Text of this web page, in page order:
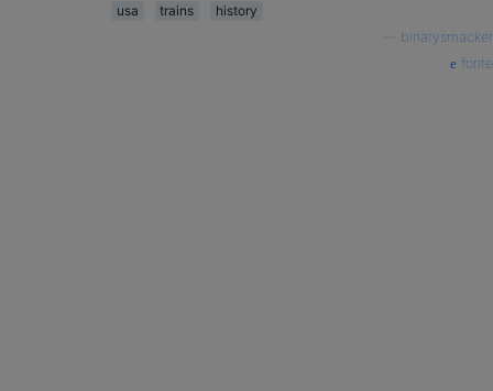
usa trains
history
binarysmacker
fonte